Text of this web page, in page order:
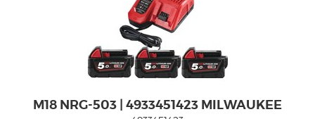
M18 NRG-503 | 4933451423 MILWAUKEE